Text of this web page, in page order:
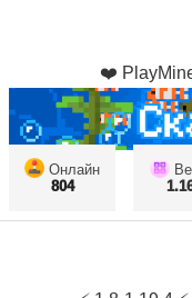
❤️
Онлайн
804